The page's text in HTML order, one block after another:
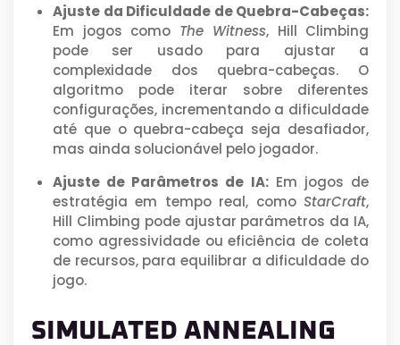
Ajuste da Dificuldade de Quebra-Cabeças:
Em jogos como The Witness, Hill Climbing
pode ser usado para ajustar a
complexidade dos quebra-cabeças. O
algoritmo pode iterar sobre diferentes
configurações, incrementando a dificuldade
até que o quebra-cabeça seja desafiador,
mas ainda solucionável pelo jogador.
Ajuste de Parâmetros de IA:Em jogos de
estratégia em tempo real, como StarCraft,
Hill Climbing pode ajustar parâmetros da IA,
como agressividade ou eficiência de coleta
de recursos, para equilibrar a dificuldade do
jogo.
SIMULATED ANNEALING